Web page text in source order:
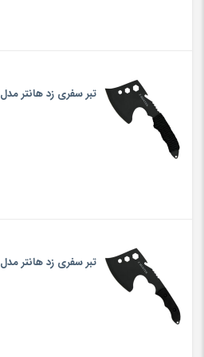
تبر سفری زد هانتر مدل 0239
تبر سفری زد هانتر مدل 0240